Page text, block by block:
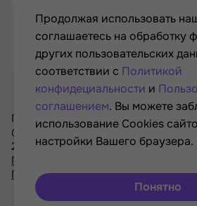
Контакты
Проект Минкультуры России,
© РОСКУЛЬТПРОЕКТ, Российский
2026
Политика конфиденциальности
Пользовательское соглашение
Продолжая использовать
соглашаетесь на обработку
других пользовательских
соответствии с Политикой
конфидециальности и
соглашением. Вы можете
использование Cookies
настройки Вашего браузера.
Понятно